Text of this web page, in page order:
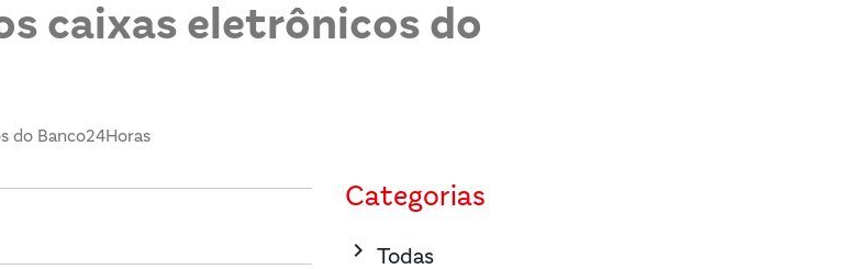
caixas eletrônicos do
do Banco24Horas
Categorias
keyboard_arrow_right Todas